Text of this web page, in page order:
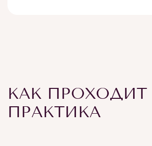
КАК ПРОХОДИТ
ПРАКТИКА